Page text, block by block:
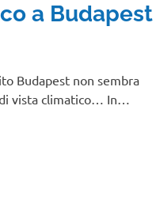
a Budapest
Budapest non sembra
vista climatico… In…